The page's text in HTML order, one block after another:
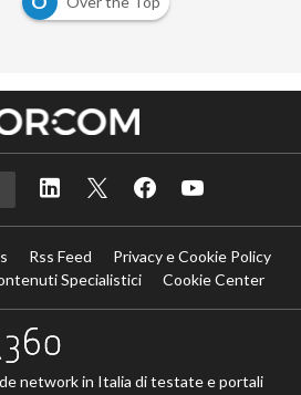
Rss Feed
Privacy e Cookie Policy
Specialistici
Cookie Center
network in Italia di testate e portali